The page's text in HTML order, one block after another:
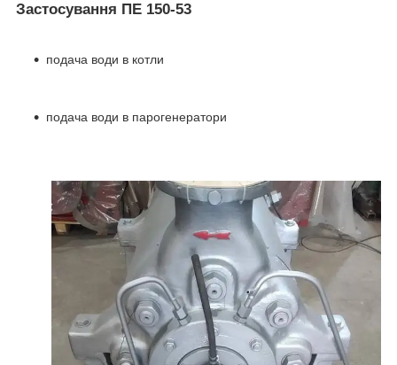
Застосування ПЕ 150-53
подача води в котли
подача води в парогенератори